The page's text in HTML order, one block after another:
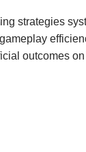
strategies
outcomes